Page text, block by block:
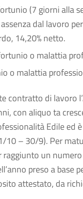
(7 giorni alla
dal lavoro
14,20% netto.
o malattia
o malattia
contratto di lavoro
con aliquo ta
Edile ed
– 30/9). Per
raggiunto un
preso a base
attestato, da